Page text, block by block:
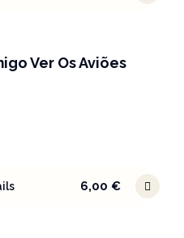
Ver Os Aviões
6,00€